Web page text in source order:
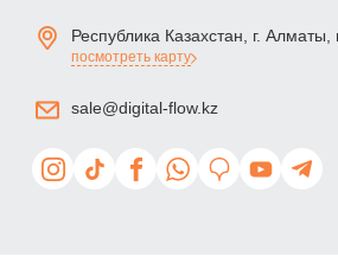
Республика Казахстан, г.
посмотреть карту
sale@digital-flow.kz